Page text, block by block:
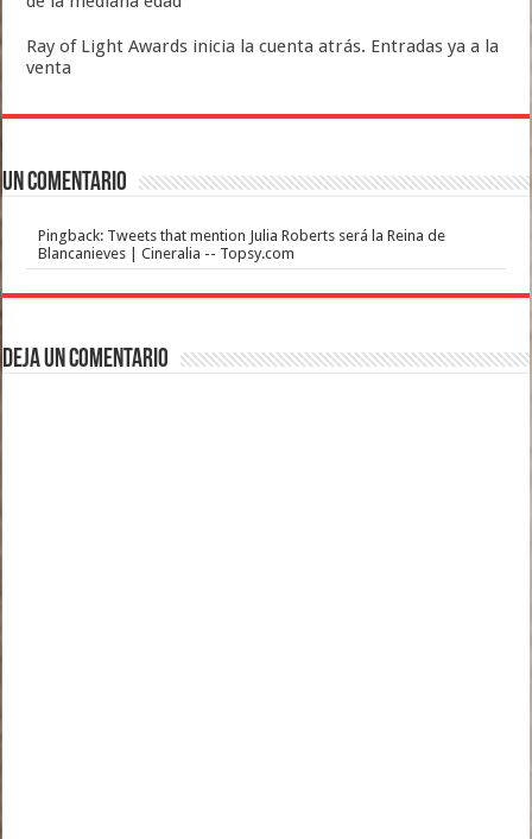
Ray of Light Awards inicia la cuenta atrás. Entradas ya a la
venta
Un comentario
Pingback: Tweets that mention Julia Roberts será la Reina de
Blancanieves | Cineralia -- Topsy.com
Deja un comentario